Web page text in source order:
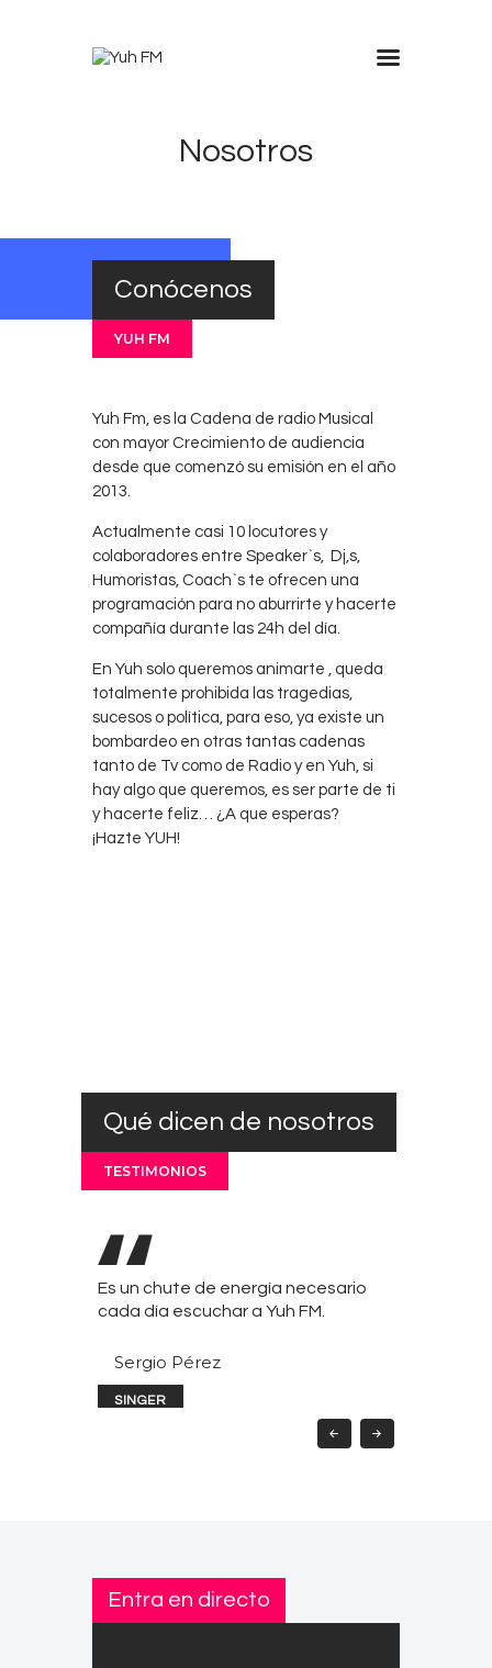
Nosotros
Contacto
Conócenos
YUH FM
Yuh Fm, es la Cadena de radio Musical
con mayor Crecimiento de audiencia
desde que comenzó su emisión en el año
2013.
Actualmente casi 10 locutores y
colaboradores entre Speaker`s, Dj,s,
Humoristas, Coach`s te ofrecen una
programación para no aburrirte y hacerte
compañía durante las 24h del día.
En Yuh solo queremos animarte , queda
totalmente prohibida las tragedias,
sucesos o política, para eso, ya existe un
bombardeo en otras tantas cadenas
tanto de Tv como de Radio y en Yuh, si
hay algo que queremos, es ser parte de ti
y hacerte feliz… ¿A que esperas?
¡Hazte YUH!
Qué dicen de nosotros
TESTIMONIOS
Es un chute de energía necesario
cada día escuchar a Yuh FM.
Sergio Pérez
SINGER
Entra en directo